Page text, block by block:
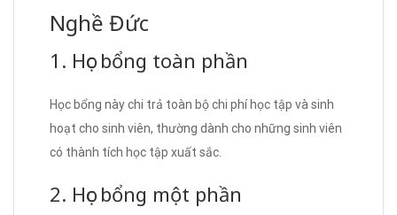
Nghề Đức
1. Học bổng toàn phần
Học bổng này chi trả toàn bộ chi phí học tập và sinh
hoạt cho sinh viên, thường dành cho những sinh viên
có thành tích học tập xuất sắc.
2. Học bổng một phần